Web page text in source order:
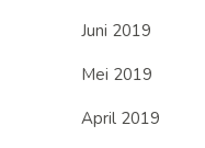
Juni 2019
Mei 2019
April 2019